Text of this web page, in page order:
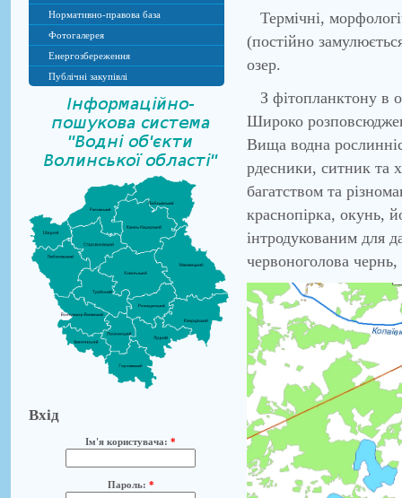
Нормативно-правова база
Фотогалерея
Енергозбереження
Публічні закупівлі
Вхід
Ім'я користувача: *
Пароль: *
Термічні,
(постійно
озер.
З фітопланктону в
Широко
Вища водна
рдесники, ситник та
багатством та
краснопірка, окунь,
інтродукованим для
червоноголова